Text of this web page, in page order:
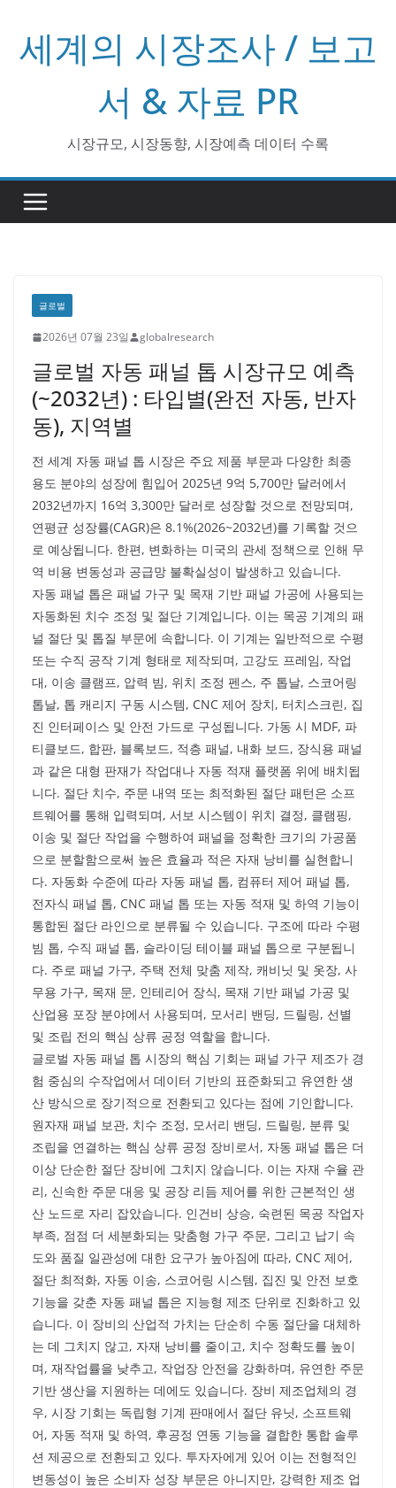
기
세계의 시장조사 / 보고
서 & 자료 PR
시장규모, 시장동향, 시장예측 데이터 수록
글로벌
2026년 07월 23일 globalresearch
글로벌 자동 패널 톱 시장규모 예측
(~2032년) : 타입별(완전 자동, 반자
동), 지역별
전 세계 자동 패널 톱 시장은 주요 제품 부문과 다양한 최종
용도 분야의 성장에 힘입어 2025년 9억 5,700만 달러에서
2032년까지 16억 3,300만 달러로 성장할 것으로 전망되며,
연평균 성장률(CAGR)은 8.1%(2026~2032년)를 기록할 것으
로 예상됩니다. 한편, 변화하는 미국의 관세 정책으로 인해 무
역 비용 변동성과 공급망 불확실성이 발생하고 있습니다.
자동 패널 톱은 패널 가구 및 목재 기반 패널 가공에 사용되는
자동화된 치수 조정 및 절단 기계입니다. 이는 목공 기계의 패
널 절단 및 톱질 부문에 속합니다. 이 기계는 일반적으로 수평
또는 수직 공작 기계 형태로 제작되며, 고강도 프레임, 작업
대, 이송 클램프, 압력 빔, 위치 조정 펜스, 주 톱날, 스코어링
톱날, 톱 캐리지 구동 시스템, CNC 제어 장치, 터치스크린, 집
진 인터페이스 및 안전 가드로 구성됩니다. 가동 시 MDF, 파
티클보드, 합판, 블록보드, 적층 패널, 내화 보드, 장식용 패널
과 같은 대형 판재가 작업대나 자동 적재 플랫폼 위에 배치됩
니다. 절단 치수, 주문 내역 또는 최적화된 절단 패턴은 소프
트웨어를 통해 입력되며, 서보 시스템이 위치 결정, 클램핑,
이송 및 절단 작업을 수행하여 패널을 정확한 크기의 가공품
으로 분할함으로써 높은 효율과 적은 자재 낭비를 실현합니
다. 자동화 수준에 따라 자동 패널 톱, 컴퓨터 제어 패널 톱,
전자식 패널 톱, CNC 패널 톱 또는 자동 적재 및 하역 기능이
통합된 절단 라인으로 분류될 수 있습니다. 구조에 따라 수평
빔 톱, 수직 패널 톱, 슬라이딩 테이블 패널 톱으로 구분됩니
다. 주로 패널 가구, 주택 전체 맞춤 제작, 캐비닛 및 옷장, 사
무용 가구, 목재 문, 인테리어 장식, 목재 기반 패널 가공 및
산업용 포장 분야에서 사용되며, 모서리 밴딩, 드릴링, 선별
및 조립 전의 핵심 상류 공정 역할을 합니다.
글로벌 자동 패널 톱 시장의 핵심 기회는 패널 가구 제조가 경
험 중심의 수작업에서 데이터 기반의 표준화되고 유연한 생
산 방식으로 장기적으로 전환되고 있다는 점에 기인합니다.
원자재 패널 보관, 치수 조정, 모서리 밴딩, 드릴링, 분류 및
조립을 연결하는 핵심 상류 공정 장비로서, 자동 패널 톱은 더
이상 단순한 절단 장비에 그치지 않습니다. 이는 자재 수율 관
리, 신속한 주문 대응 및 공장 리듬 제어를 위한 근본적인 생
산 노드로 자리 잡았습니다. 인건비 상승, 숙련된 목공 작업자
부족, 점점 더 세분화되는 맞춤형 가구 주문, 그리고 납기 속
도와 품질 일관성에 대한 요구가 높아짐에 따라, CNC 제어,
절단 최적화, 자동 이송, 스코어링 시스템, 집진 및 안전 보호
기능을 갖춘 자동 패널 톱은 지능형 제조 단위로 진화하고 있
습니다. 이 장비의 산업적 가치는 단순히 수동 절단을 대체하
는 데 그치지 않고, 자재 낭비를 줄이고, 치수 정확도를 높이
며, 재작업률을 낮추고, 작업장 안전을 강화하며, 유연한 주문
기반 생산을 지원하는 데에도 있습니다. 장비 제조업체의 경
우, 시장 기회는 독립형 기계 판매에서 절단 유닛, 소프트웨
어, 자동 적재 및 하역, 후공정 연동 기능을 결합한 통합 솔루
션 제공으로 전환되고 있다. 투자자에게 있어 이는 전형적인
변동성이 높은 소비자 성장 부문은 아니지만, 강력한 제조 업